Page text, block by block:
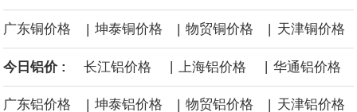
面战舰项目之一。 根据CBO的初步估算，首舰造价约234亿美元，
后续14艘平均每艘约180亿美元。
广东铜价格 | 坤泰铜价格 | 物贸铜价格 | 天津铜价格
今日铝价 : 长江铝价格 上海铝价格 华通铝价格
广东铝价格 | 坤泰铝价格 | 物贸铝价格 | 天津铝价格